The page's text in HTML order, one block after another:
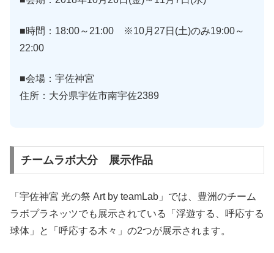
■時間：18:00～21:00 ※10月27日(土)のみ19:00～
22:00
■会場：宇佐神宮
住所：大分県宇佐市南宇佐2389
チームラボ大分 展示作品
「宇佐神宮 光の祭 Art by teamLab」では、豊洲のチーム
ラボプラネッツでも展示されている「浮遊する、呼応する
球体」と「呼応する木々」の2つが展示されます。